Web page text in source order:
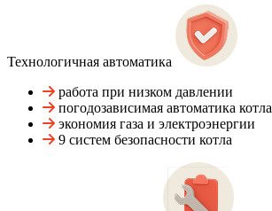
Технологичная автоматика
работа при низком давлении
погодозависимая автоматика котла
экономия газа и электроэнергии
9 систем безопасности котла